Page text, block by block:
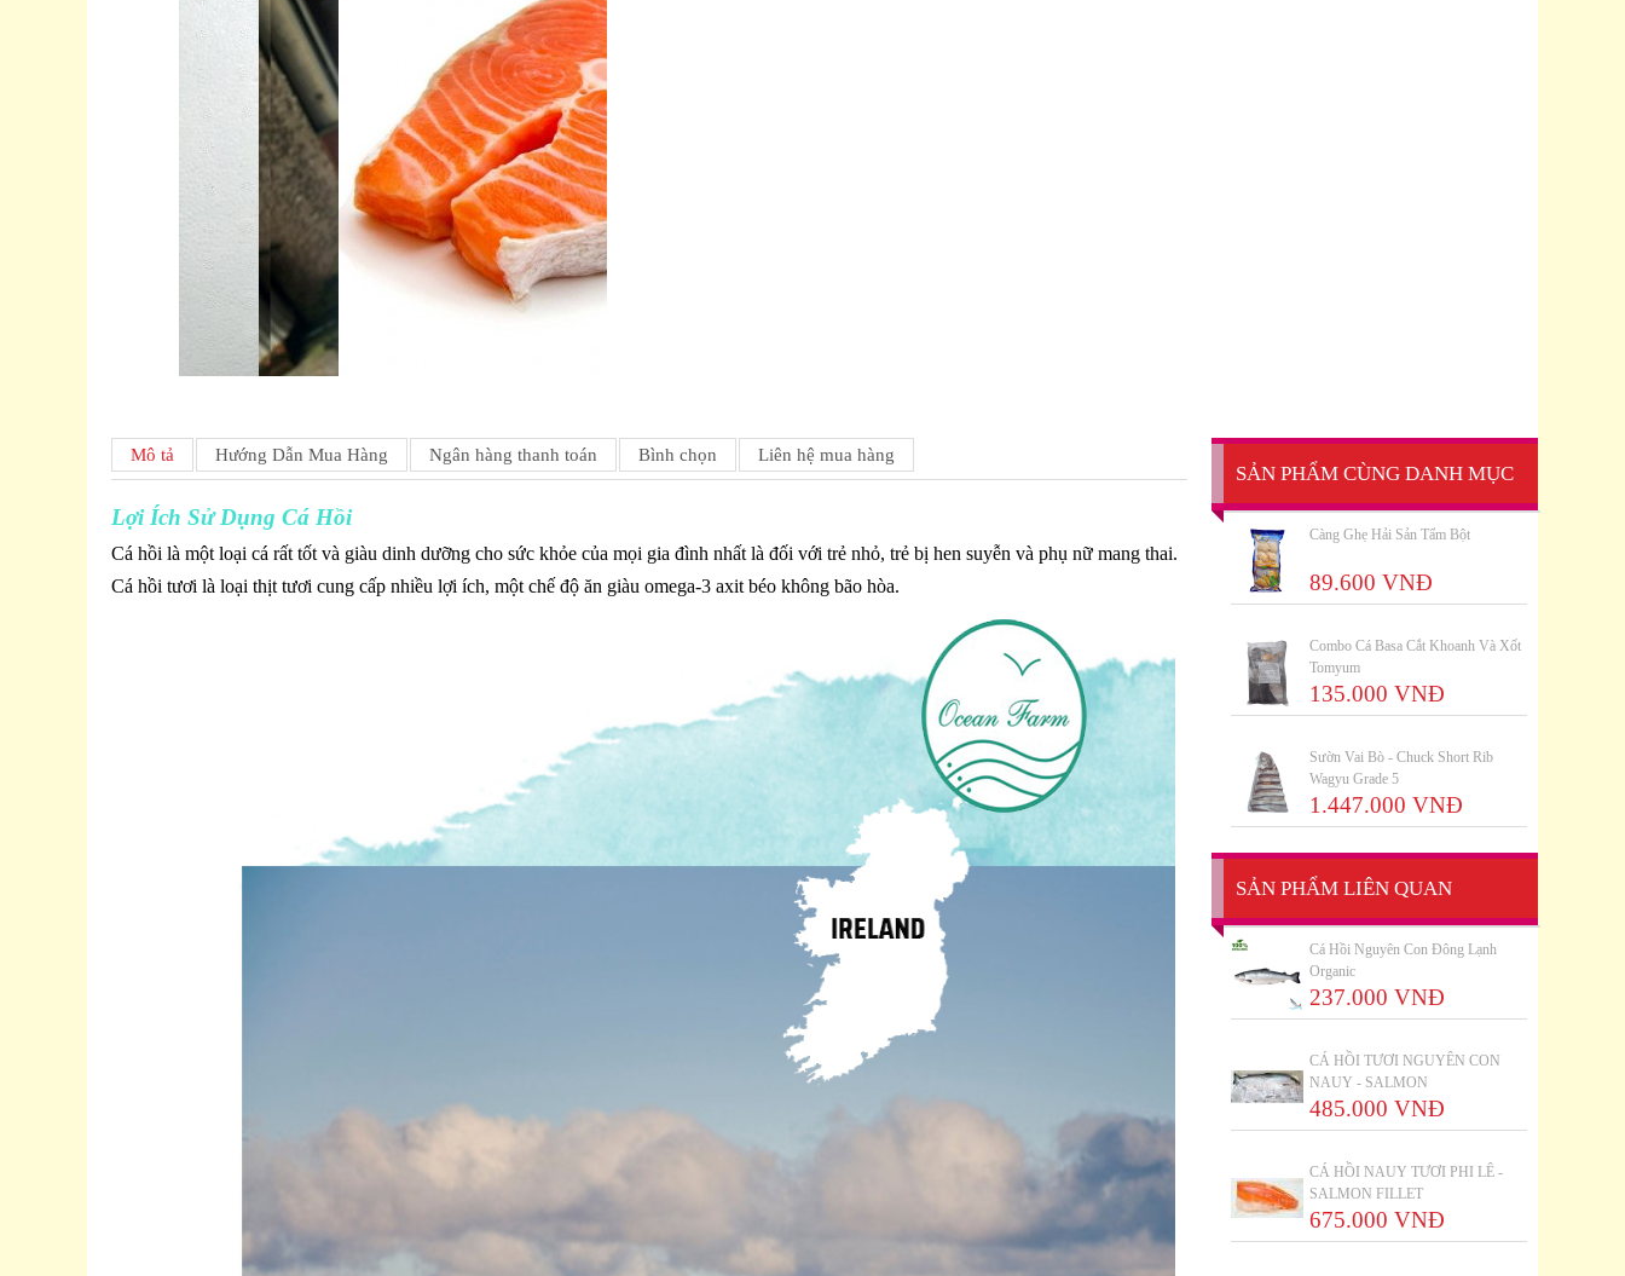
Mô tả Hướng Dẫn Mua Hàng Ngân hàng thanh toán Bình chọn Liên hệ mua hàng
Lợi Ích Sử Dụng Cá Hồi
Cá hồi là một loại cá rất tốt và giàu dinh dưỡng cho sức khỏe của mọi gia đình nhất là đối với trẻ nhỏ, trẻ bị hen suyễn và phụ nữ mang thai.
Cá hồi tươi là loại thịt tươi cung cấp nhiều lợi ích, một chế độ ăn giàu omega-3 axit béo không bão hòa.
SẢN PHẨM CÙNG DANH MỤC
Càng Ghẹ Hải Sản Tẩm Bột
89.600 VNĐ
Combo Cá Basa Cắt Khoanh Và Xốt
Tomyum
135.000 VNĐ
Sườn Vai Bò - Chuck Short Rib
Wagyu Grade 5
1.447.000 VNĐ
SẢN PHẨM LIÊN QUAN
Cá Hồi Nguyên Con Đông Lạnh
Organic
237.000 VNĐ
CÁ HỒI TƯƠI NGUYÊN CON
NAUY - SALMON
485.000 VNĐ
CÁ HỒI NAUY TƯƠI PHI LÊ -
SALMON FILLET
675.000 VNĐ